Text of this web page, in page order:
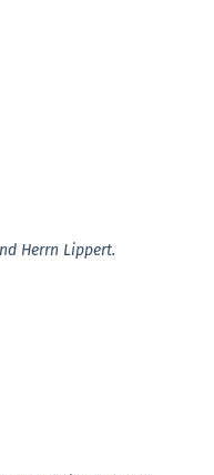
Herrn Lippert.